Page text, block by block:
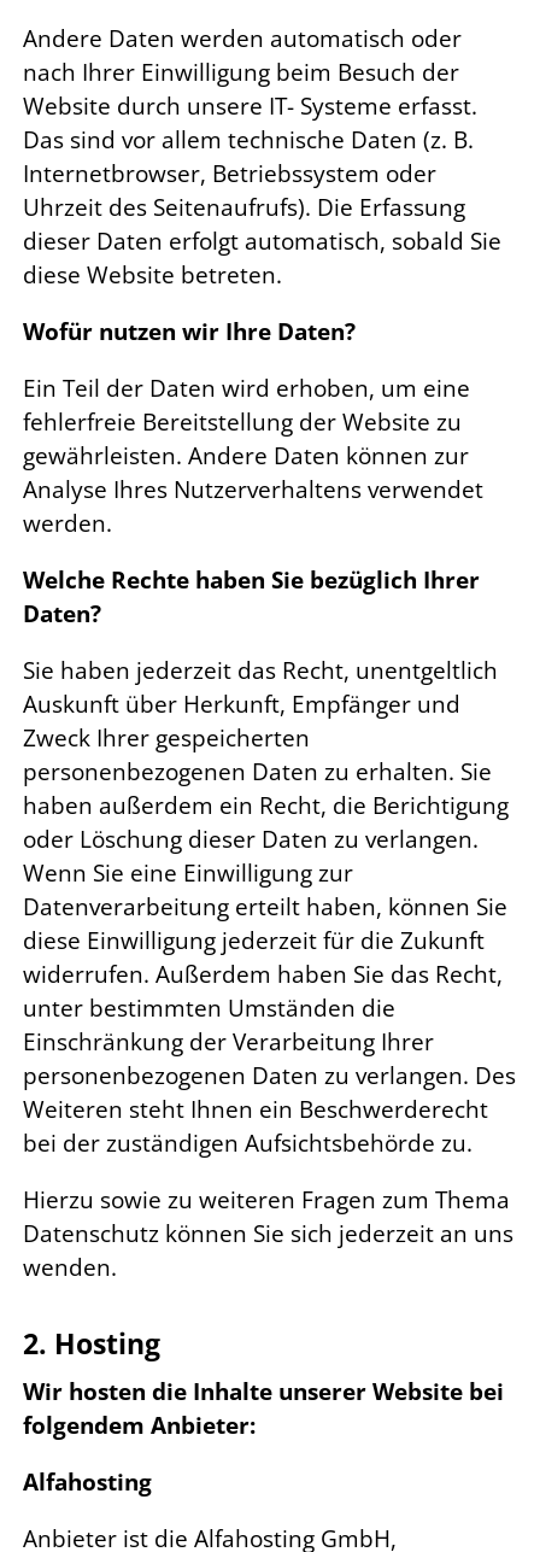
Andere Daten werden automatisch oder
nach Ihrer Einwilligung beim Besuch der
Website durch unsere IT- Systeme erfasst.
Das sind vor allem technische Daten (z. B.
Internetbrowser, Betriebssystem oder
Uhrzeit des Seitenaufrufs). Die Erfassung
dieser Daten erfolgt automatisch, sobald Sie
diese Website betreten.
Wofür nutzen wir Ihre Daten?
Ein Teil der Daten wird erhoben, um eine
fehlerfreie Bereitstellung der Website zu
gewährleisten. Andere Daten können zur
Analyse Ihres Nutzerverhaltens verwendet
werden.
Welche Rechte haben Sie bezüglich Ihrer
Daten?
Sie haben jederzeit das Recht, unentgeltlich
Auskunft über Herkunft, Empfänger und
Zweck Ihrer gespeicherten
personenbezogenen Daten zu erhalten. Sie
haben außerdem ein Recht, die Berichtigung
oder Löschung dieser Daten zu verlangen.
Wenn Sie eine Einwilligung zur
Datenverarbeitung erteilt haben, können Sie
diese Einwilligung jederzeit für die Zukunft
widerrufen. Außerdem haben Sie das Recht,
unter bestimmten Umständen die
Einschränkung der Verarbeitung Ihrer
personenbezogenen Daten zu verlangen. Des
Weiteren steht Ihnen ein Beschwerderecht
bei der zuständigen Aufsichtsbehörde zu.
Hierzu sowie zu weiteren Fragen zum Thema
Datenschutz können Sie sich jederzeit an uns
wenden.
2. Hosting
Wir hosten die Inhalte unserer Website bei
folgendem Anbieter:
Alfahosting
Anbieter ist die Alfahosting GmbH,